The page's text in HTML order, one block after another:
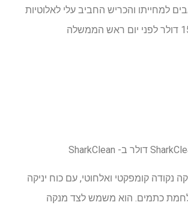
למחייתו והכריש החביב עלי לאלוטיות
ב- SharkClean
נקודה קומפקטי ואלחוטי, עם כוח יניקה
כתמים. הוא משמש לצד מנקה